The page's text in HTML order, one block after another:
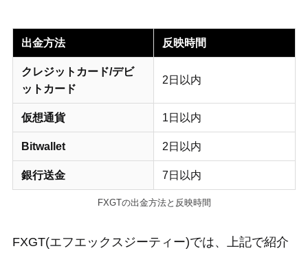
出金方法 反映時間
クレジットカード/デビ
ットカード
2日以内
仮想通貨 1日以内
Bitwallet 2日以内
銀行送金 7日以内
FXGTの出金方法と反映時間
FXGT(エフエックスジーティー)では、上記で紹介